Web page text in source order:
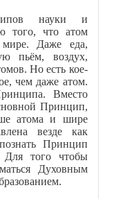
науки и
того, что атом
мире. Даже еда,
пьём, воздух,
Но есть кое-
чем даже атом.
Вместо
Принцип,
атома и шире
везде как
Принцип
того чтобы
Духовным